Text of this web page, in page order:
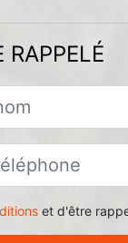
RAPPELÉ
et d'être